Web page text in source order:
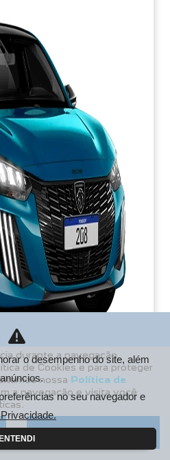
durante a navegação,
de Cookies e para proteger
nossa Política de
a navegação e visita você
Recusar
o desempenho do site, além
no seu navegador e
ENTENDI